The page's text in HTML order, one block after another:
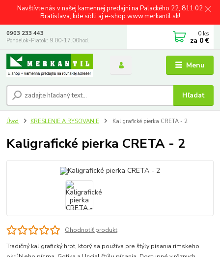
Navštívte nás v našej kamennej predajni na Palackého 22, 811 02
Bratislava, kde sídli aj e-shop www.merkantil.sk!
Menu
Hľadať
0903 233 443
Pondelok-Piatok: 9.00-17.00hod.
0 ks
za 0 €
Úvod KRESLENIE A RYSOVANIE Kaligrafické pierka CRETA - 2
Kaligrafické pierka CRETA - 2
Ohodnotiť produkt
Tradičný kaligrafický hrot, ktorý sa používa pre štýly písania rímskeho